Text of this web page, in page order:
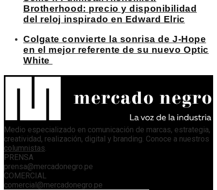
Brotherhood: precio y disponibilidad
del reloj inspirado en Edward Elric
Colgate convierte la sonrisa de J-Hope
en el mejor referente de su nuevo Optic
White
Medio especializado en comunicación de marcas, estrategia,
creatividad, realización, digital y branding. Conoce a nuestros
columnistas
PRENSA
prensa@mercadonegro.pe
COMERCIAL
comercial@mercadonegro.pe